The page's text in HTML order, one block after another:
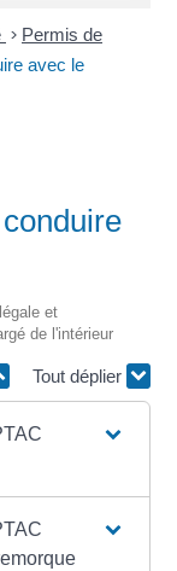
> Permis de
avec le
et
de l'intérieur
Tout déplier